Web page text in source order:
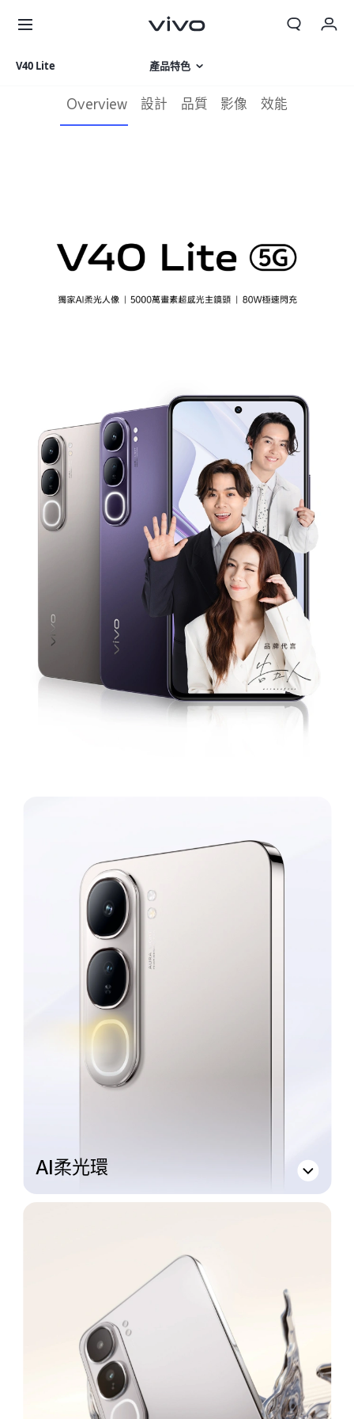
Select Location
我的訂單
V40 Lite 產品特色
相片集
Overview 設計 品質 影像 效能
AI柔光環